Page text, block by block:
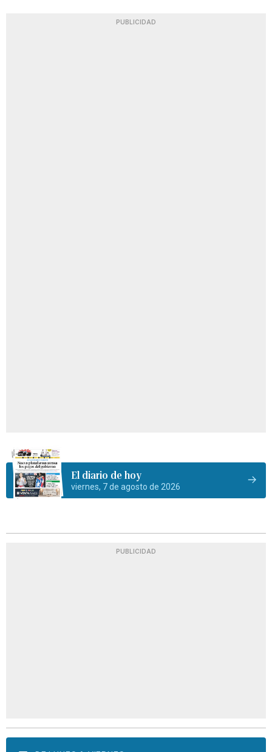
PUBLICIDAD
El diario de hoy
viernes, 7 de agosto de 2026
PUBLICIDAD